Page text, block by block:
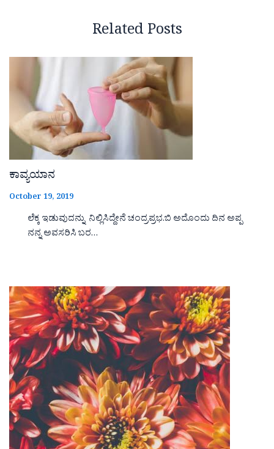
Related Posts
ಕಾವ್ಯಯಾನ
October 19, 2019
ಲೆಕ್ಕ ಇಡುವುದನ್ನು ನಿಲ್ಲಿಸಿದ್ದೇನೆ ಚಂದ್ರಪ್ರಭ.ಬಿ ಅದೊಂದು ದಿನ ಅಪ್ಪ
ನನ್ನ ಅವಸರಿಸಿ ಬರ…